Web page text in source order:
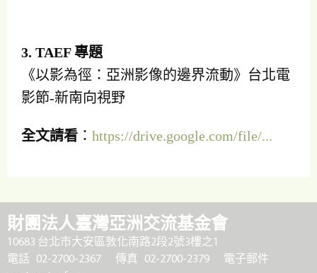
3. TAEF 專題
《以影為徑：亞洲影像的邊界流動》台北電
影節-新南向視野
全文請看 ： https://drive.google.com/file/...
財團法人臺灣亞洲交流基金會
10683 台北市大安區敦化南路2段2號3樓之1
電話 02-2700-2367
傳真 02-2700-2379
電子郵件